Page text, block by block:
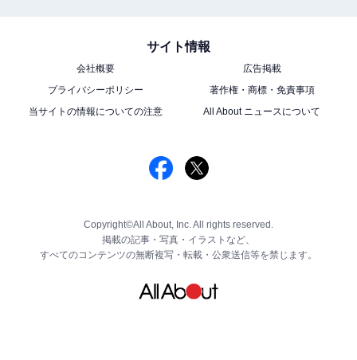
サイト情報
会社概要
広告掲載
プライバシーポリシー
著作権・商標・免責事項
当サイトの情報についての注意
All About ニュースについて
Copyright©All About, Inc. All rights reserved.
掲載の記事・写真・イラストなど、
すべてのコンテンツの無断複写・転載・公衆送信等を禁じます。